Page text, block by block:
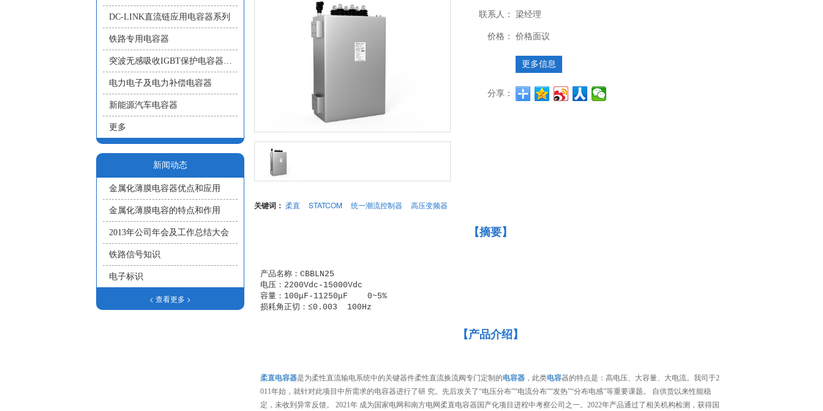
联系人： 梁经理
价格： 价格面议
更多信息
分享：
关键词： 柔直 STATCOM 统一潮流控制器 高压变频器
【摘要】
产品名称：CBBLN25
电压：2200Vdc-15000Vdc
容量：100μF-11250μF    0~5%
损耗角正切：≤0.003  100Hz
【产品介绍】
柔直电容器是为柔性直流输电系统中的关键器件柔性直流换流阀专门定制的电容器，此类电容器的特点是：高电压、大容量、大电流。我司于2
011年始，就针对此项目中所需求的电容器进行了研 究。先后攻关了“电压分布”“电流分布”“发热”“分布电感”等重要课题。 自供货以来性能稳
定，未收到异常反馈。 2021年 成为国家电网和南方电网柔直电容器国产化项目进程中考察公司之一。2022年产品通过了相关机构检测，获得国
DC-LINK直流链应用电容器系列
铁路专用电容器
突波无感吸收IGBT保护电容器系列
电力电子及电力补偿电容器
新能源汽车电容器
更多
新闻动态
金属化薄膜电容器优点和应用
金属化薄膜电容的特点和作用
2013年公司年会及工作总结大会
铁路信号知识
电子标识
< 查看更多 >